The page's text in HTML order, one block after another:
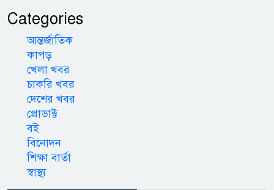
Categories
আন্তর্জাতিক
কাপড়
খেলা খবর
চাকরি খবর
দেশের খবর
প্রোডাক্ট
বই
বিনোদন
শিক্ষা বার্তা
স্বাস্থ্য